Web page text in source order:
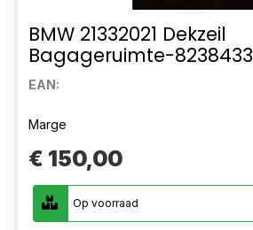
BMW 21332021 Dekzeil
Bagageruimte-8238433
EAN:
Marge
€ 150,00
Op voorraad